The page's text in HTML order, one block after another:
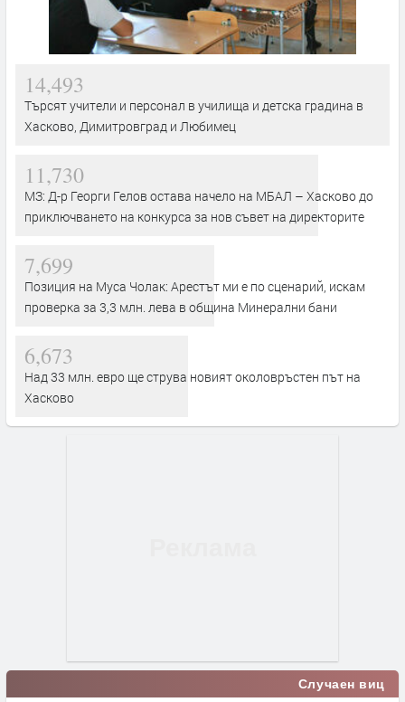
14,493
Търсят учители и персонал в училища и детска градина в
Хасково, Димитровград и Любимец
11,730
МЗ: Д-р Георги Гелов остава начело на МБАЛ – Хасково до
приключването на конкурса за нов съвет на директорите
7,699
Позиция на Муса Чолак: Арестът ми е по сценарий, искам
проверка за 3,3 млн. лева в община Минерални бани
6,673
Над 33 млн. евро ще струва новият околовръстен път на
Хасково
Случаен виц